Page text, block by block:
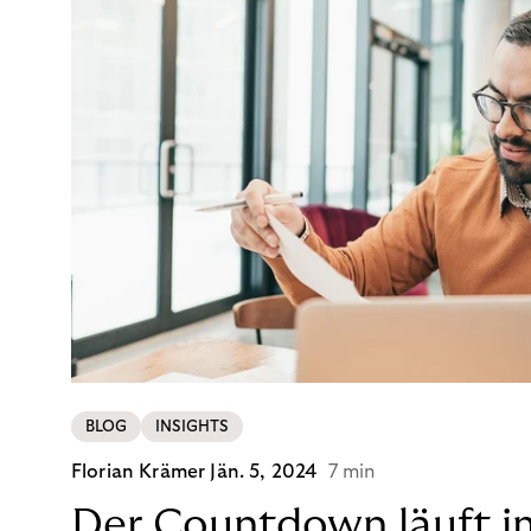
BLOG INSIGHTS
Florian Krämer Jän. 5, 2024 7 min